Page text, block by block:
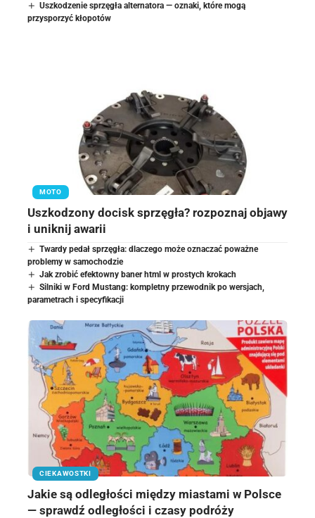
Uszkodzenie sprzęgła alternatora — oznaki, które mogą
przysporzyć kłopotów
MOTO
Uszkodzony docisk sprzęgła? rozpoznaj objawy
i uniknij awarii
Twardy pedał sprzęgła: dlaczego może oznaczać poważne
problemy w samochodzie
Jak zrobić efektowny baner html w prostych krokach
Silniki w Ford Mustang: kompletny przewodnik po wersjach,
parametrach i specyfikacji
CIEKAWOSTKI
Jakie są odległości między miastami w Polsce
— sprawdź odległości i czasy podróży